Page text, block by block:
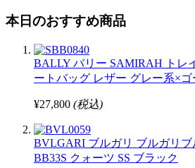
本日のおすすめ商品
BALLY バリー SAMIRAH トレ
ートバッグ レザー グレー系×
¥27,800 (税込)
BVLGARI ブルガリ ブルガリブ
BB33S クォーツ SS ブラック